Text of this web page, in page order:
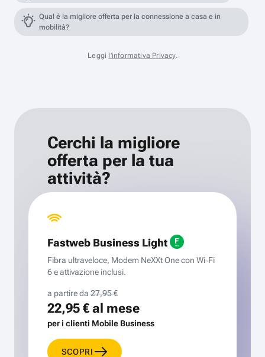
Qual è la migliore offerta per la connessione a casa e in
mobilità?
Leggi l'informativa Privacy.
Cerchi la migliore
offerta per la tua
attività?
Fastweb Business Light
Fibra ultraveloce, Modem NeXXt One con Wi‑Fi
6 e attivazione inclusi.
a partire da 27,95 €
22,95 €al mese
per i clienti Mobile Business
SCOPRI